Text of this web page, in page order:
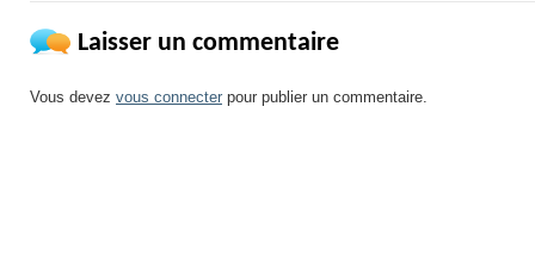
Laisser un commentaire
Vous devez vous connecter pour publier un commentaire.